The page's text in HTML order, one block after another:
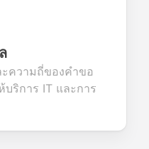
ะความถี่ของคำขอ
บริการ IT และการ